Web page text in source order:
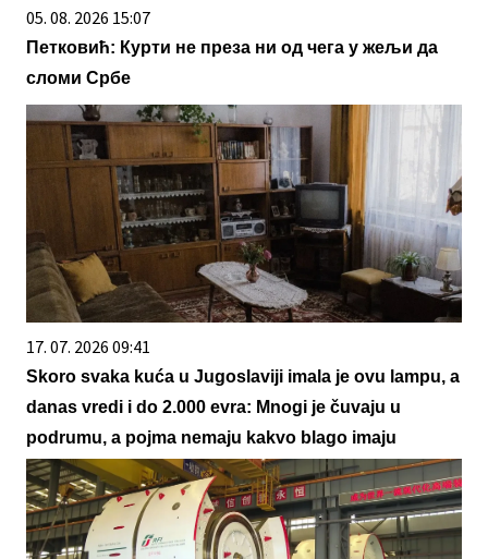
05. 08. 2026 15:07
Петковић: Курти не преза ни од чега у жељи да
сломи Србе
17. 07. 2026 09:41
Skoro svaka kuća u Jugoslaviji imala je ovu lampu, a
danas vredi i do 2.000 evra: Mnogi je čuvaju u
podrumu, a pojma nemaju kakvo blago imaju